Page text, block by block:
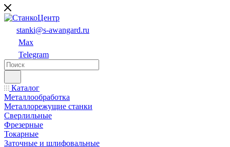
stanki@s-awangard.ru
Max
Telegram
Каталог
Металлообработка
Металлорежущие станки
Сверлильные
Фрезерные
Токарные
Заточные и шлифовальные